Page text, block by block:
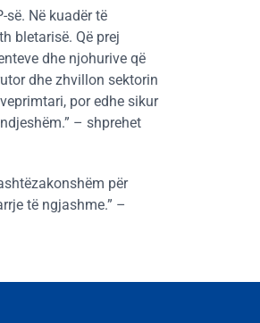
Në kuadër të
bletarisë. Që prej
dhe njohurive që
dhe zhvillon sektorin
por edhe sikur
– shprehet
për
të ngjashme.” –